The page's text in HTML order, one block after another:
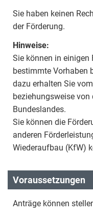
Sie haben keinen
der Förderung.
Hinweise:
Sie können in einigen
bestimmte Vorhaben
dazu erhalten Sie
beziehungsweise von
Bundeslandes.
Sie können die
anderen
Wiederaufbau (KfW)
Voraussetzungen
Anträge können